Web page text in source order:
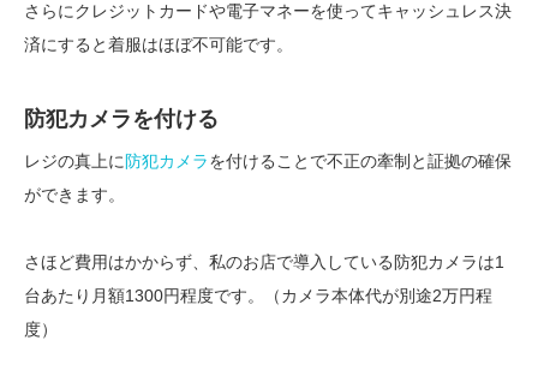
さらにクレジットカードや電子マネーを使ってキャッシュレス決
済にすると着服はほぼ不可能です。
防犯カメラを付ける
レジの真上に防犯カメラを付けることで不正の牽制と証拠の確保
ができます。
さほど費用はかからず、私のお店で導入している防犯カメラは1
台あたり月額1300円程度です。（カメラ本体代が別途2万円程
度）